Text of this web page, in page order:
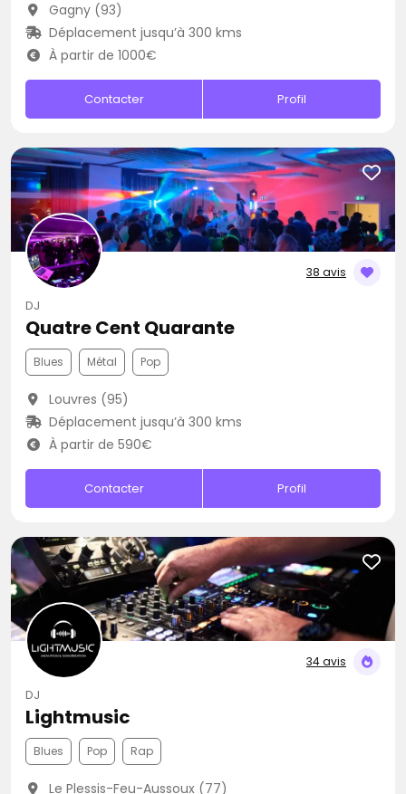
Gagny (93)
Déplacement jusqu’à 300 kms
À partir de 1000€
Contacter Profil
38 avis
DJ
Quatre Cent Quarante
Blues Métal Pop
Louvres (95)
Déplacement jusqu’à 300 kms
À partir de 590€
Contacter Profil
34 avis
DJ
Lightmusic
Blues Pop Rap
Le Plessis-Feu-Aussoux (77)